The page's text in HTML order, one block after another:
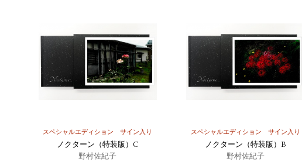
スペシャルエディション サイン入り
ノクターン（特装版）C
野村佐紀子
スペシャルエディション サイン入り
ノクターン（特装版）B
野村佐紀子